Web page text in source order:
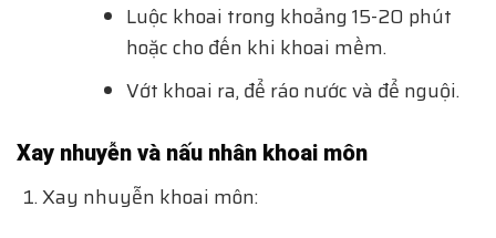
Luộc khoai trong khoảng 15-20 phút
hoặc cho đến khi khoai mềm.
Vớt khoai ra, để ráo nước và để nguội.
Xay nhuyễn và nấu nhân khoai môn
Xay nhuyễn khoai môn: